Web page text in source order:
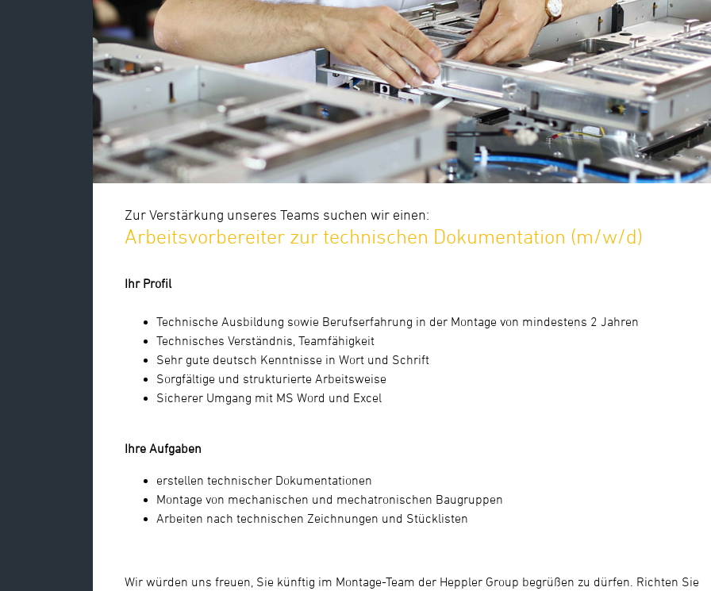
Zur Verstärkung unseres Teams suchen wir einen:
Arbeitsvorbereiter zur technischen Dokumentation (m/w/d)
Ihr Profil
Technische Ausbildung sowie Berufserfahrung in der Montage von mindestens 2 Jahren
Technisches Verständnis, Teamfähigkeit
Sehr gute deutsch Kenntnisse in Wort und Schrift
Sorgfältige und strukturierte Arbeitsweise
Sicherer Umgang mit MS Word und Excel
Ihre Aufgaben
erstellen technischer Dokumentationen
Montage von mechanischen und mechatronischen Baugruppen
Arbeiten nach technischen Zeichnungen und Stücklisten
Wir würden uns freuen, Sie künftig im Montage-Team der Heppler Group begrüßen zu dürfen. Richten Sie